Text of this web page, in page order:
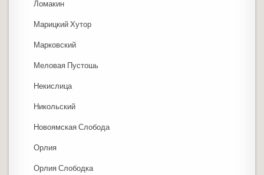
Ломакин
Марицкий Хутор
Марковский
Меловая Пустошь
Некислица
Никольский
Новоямская Слобода
Орлия
Орлия Слободка